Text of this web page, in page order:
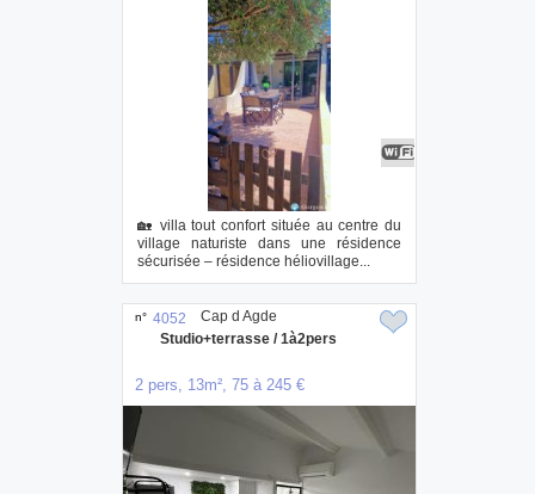
🏡 villa tout confort située au centre du
village naturiste dans une résidence
sécurisée – résidence héliovillage...
n° 4052
Studio+terrasse / 1à2pers
2 pers, 13m², 75 à 245 €
Cap d Agde